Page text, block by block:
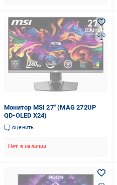
Монитор MSI 27" (MAG 272UP
QD-OLED X24)
оценить
Нет в наличии